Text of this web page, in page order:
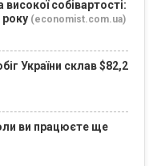
собівартості:
року (economist.com.ua)
України склав $82,2
ви працюєте ще